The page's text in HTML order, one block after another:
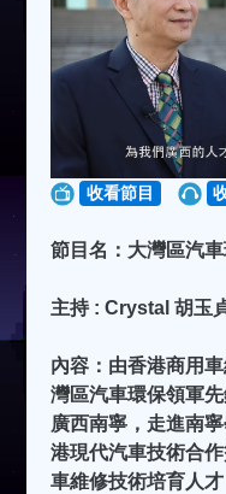
收看節目
節目名：大灣區汽
主持 : Crystal 胡玉
內容：由香港商用
灣區汽車環保領軍
廣西南寧，走進南
港現代汽車技術合
車維修技術培育人